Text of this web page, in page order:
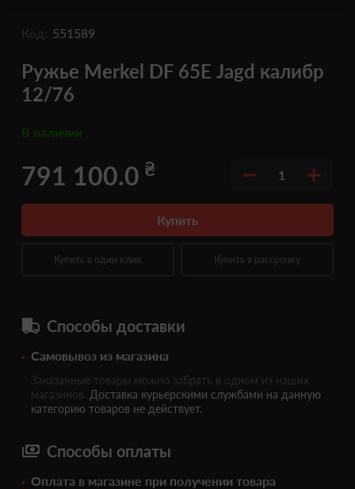
Код: 551589
Ружье Merkel DF 65Е Jagd калибр
12/76
В наличии
791 100.0 ₴ 1
Купить
Купить в один клик Купить в рассрочку
Способы доставки
Самовывоз из магазина
Заказанные товары можно забрать в одном из наших
магазинов. Доставка курьерскими службами на данную
категорию товаров не действует.
Способы оплаты
Оплата в магазине при получении товара